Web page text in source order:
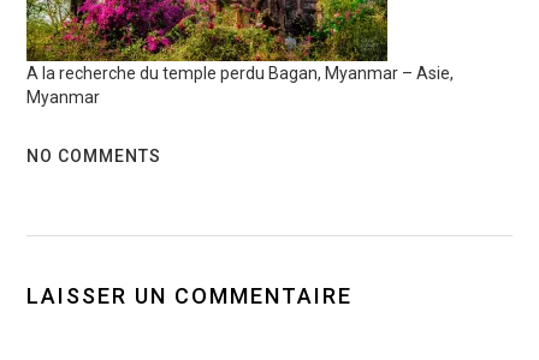
A la recherche du temple perdu Bagan, Myanmar – Asie,
Myanmar
NO COMMENTS
LAISSER UN COMMENTAIRE